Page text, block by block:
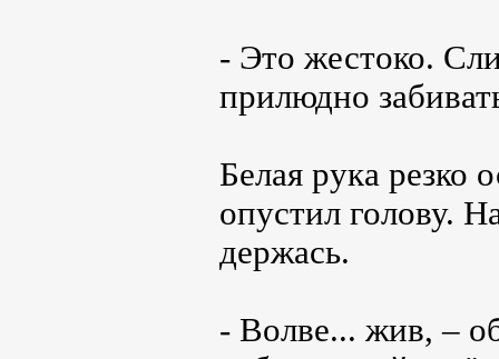
- Это жестоко.
прилюдно
Белая рука резко
опустил голову.
держась.
- Волве... жив, –